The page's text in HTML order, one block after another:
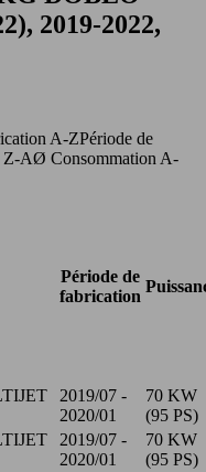
2019-2022,
A-ZPériode de
Z-AØ Consommation A-
Période de
fabrication
2019/07 -
2020/01
70 KW
(95 PS)
2019/07 -
2020/01
70 KW
(95 PS)